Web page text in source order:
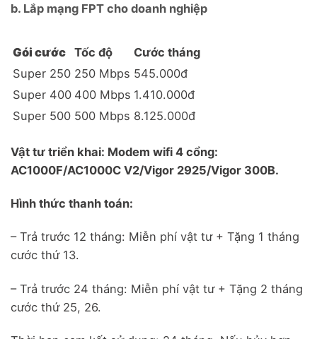
b. Lắp mạng FPT cho doanh nghiệp
Gói cước Tốc độ
Cước tháng
Super 250 250 Mbps 545.000đ
Super 400 400 Mbps 1.410.000đ
Super 500 500 Mbps 8.125.000đ
Vật tư triển khai: Modem wifi 4 cổng:
AC1000F/AC1000C V2/Vigor 2925/Vigor 300B.
Hình thức thanh toán:
– Trả trước 12 tháng: Miễn phí vật tư + Tặng 1 tháng
cước thứ 13.
– Trả trước 24 tháng: Miễn phí vật tư + Tặng 2 tháng
cước thứ 25, 26.